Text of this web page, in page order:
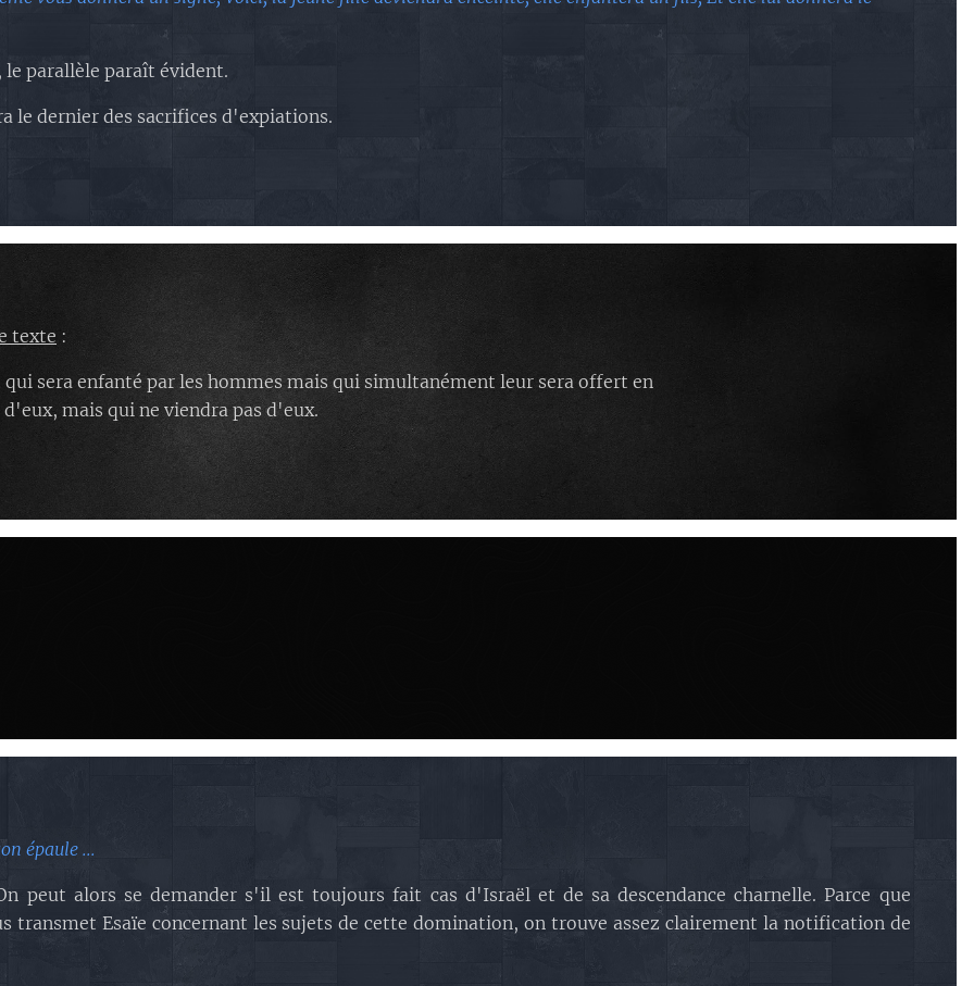
parallèle paraît évident.
le dernier des sacrifices d'expiations.
texte :
sera enfanté par les hommes mais qui simultanément leur sera offert en
mais qui ne viendra pas d'eux.
épaule ...
peut alors se demander s'il est toujours fait cas d'Israël et de sa descendance charnelle. Parce que
transmet Esaïe concernant les sujets de cette domination, on trouve assez clairement la notification de